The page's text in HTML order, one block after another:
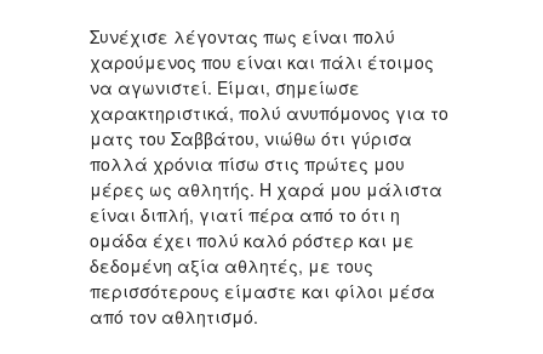
Συνέχισε λέγοντας πως είναι πολύ
χαρούμενος που είναι και πάλι έτοιμος
να αγωνιστεί. Είμαι, σημείωσε
χαρακτηριστικά, πολύ ανυπόμονος για το
ματς του Σαββάτου, νιώθω ότι γύρισα
πολλά χρόνια πίσω στις πρώτες μου
μέρες ως αθλητής. Η χαρά μου μάλιστα
είναι διπλή, γιατί πέρα από το ότι η
ομάδα έχει πολύ καλό ρόστερ και με
δεδομένη αξία αθλητές, με τους
περισσότερους είμαστε και φίλοι μέσα
από τον αθλητισμό.